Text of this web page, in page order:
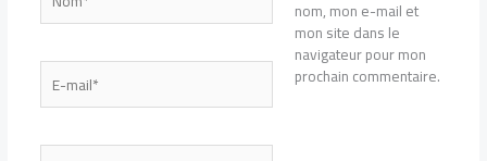
E-
mail*
Site
nom, mon e-mail et
mon site dans le
navigateur pour mon
prochain commentaire.